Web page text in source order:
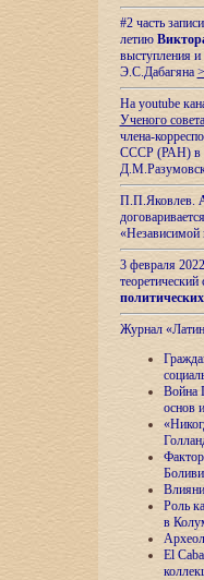
#2 часть
летию
выступления
Э.С.Дабагяна
На youtube
Ученого
члена-
СССР (РАН) в
П.П.Яковлев.
«Независимой
3 февраля
теоретический
Журнал
Война
основ
Роль
в
El